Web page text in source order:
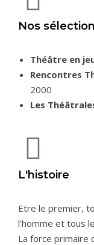
Nos
Théâtre en
Rencontres
2000
Les
L'histoire
Etre le premier,
l’homme et tous
La force primaire